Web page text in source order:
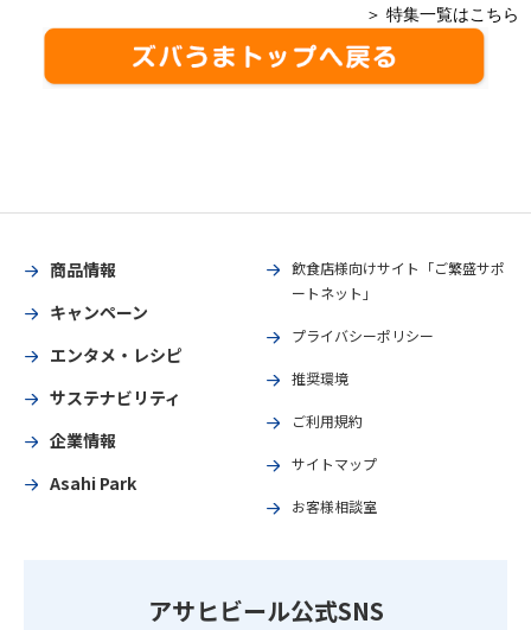
＞ 特集一覧はこちら
商品情報
キャンペーン
エンタメ・レシピ
サステナビリティ
企業情報
Asahi Park
飲食店様向けサイト「ご繁盛サポ
ートネット」
プライバシーポリシー
推奨環境
ご利用規約
サイトマップ
お客様相談室
アサヒビール公式SNS